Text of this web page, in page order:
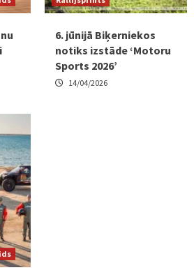
6. jūnijā Biķerniekos
notiks izstāde ‘Motoru
Sports 2026’
14/04/2026